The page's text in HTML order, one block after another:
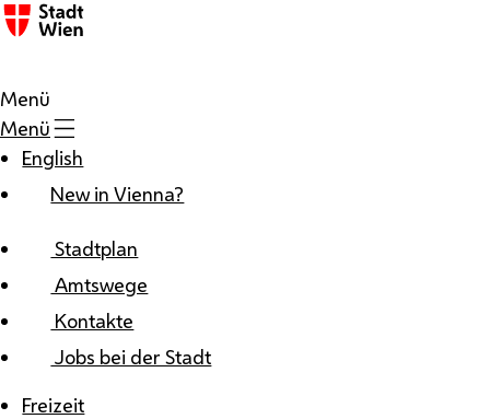
Zum Inhalt
Menü
Menü
English
New in Vienna?
Stadtplan
Amtswege
Kontakte
Jobs bei der Stadt
Freizeit